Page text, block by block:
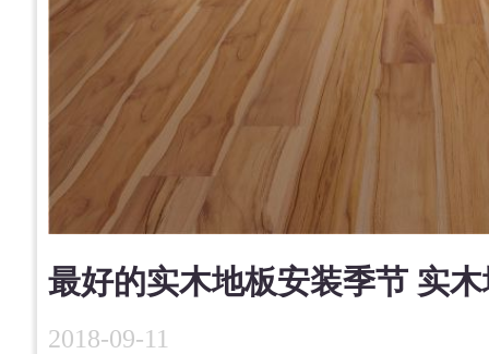
最好的实木地板安装季节 实
2018-09-11